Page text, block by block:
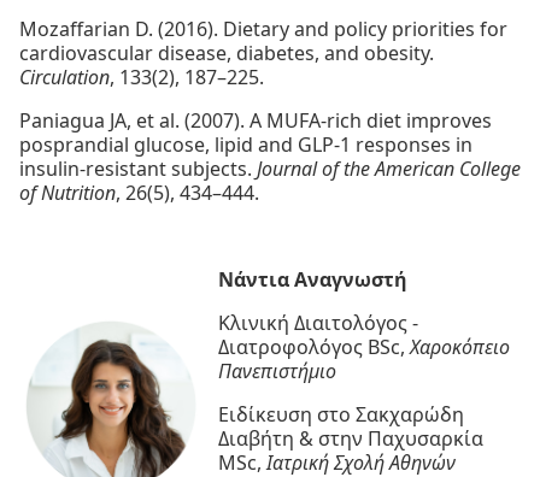
Mozaffarian D. (2016). Dietary and policy priorities for
cardiovascular disease, diabetes, and obesity.
Circulation, 133(2), 187–225.
Paniagua JA, et al. (2007). A MUFA-rich diet improves
posprandial glucose, lipid and GLP-1 responses in
insulin-resistant subjects. Journal of the American College
of Nutrition, 26(5), 434–444.
Νάντια Αναγνωστή
Κλινική Διαιτολόγος -
Διατροφολόγος BSc,Χαροκόπειο
Πανεπιστήμιο
Ειδίκευση στο Σακχαρώδη
Διαβήτη & στην Παχυσαρκία
MSc,Ιατρική Σχολή Αθηνών